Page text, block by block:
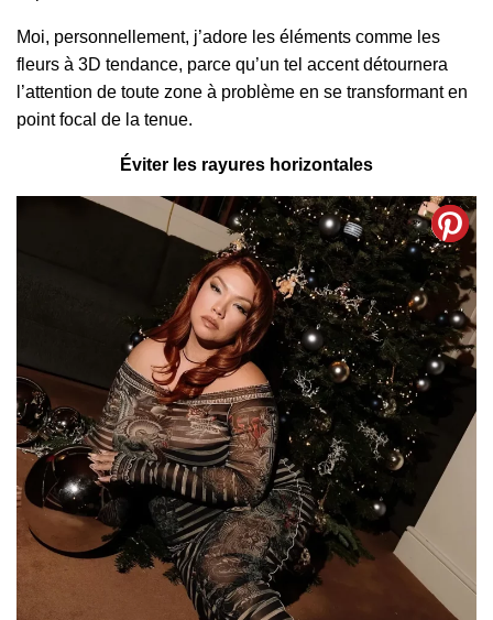
Moi, personnellement, j’adore les éléments comme les
fleurs à 3D tendance, parce qu’un tel accent détournera
l’attention de toute zone à problème en se transformant en
point focal de la tenue.
Éviter les rayures horizontales